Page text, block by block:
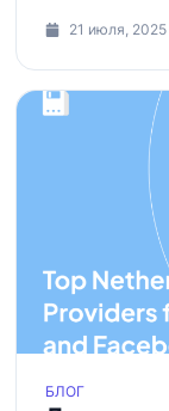
21 июля, 2025
БЛОГ